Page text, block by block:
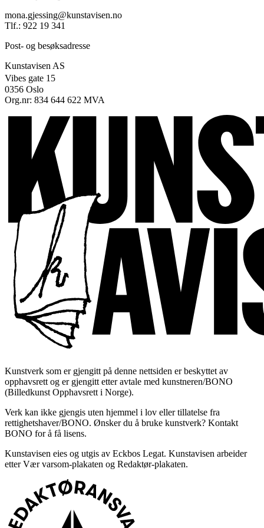
mona.gjessing@kunstavisen.no
Tlf.: 922 19 341
Post- og besøksadresse
Kunstavisen AS
Vibes gate 15
0356 Oslo
Org.nr: 834 644 622 MVA
Kunstverk som er gjengitt på denne nettsiden er beskyttet av
opphavsrett og er gjengitt etter avtale med kunstneren/BONO
(Billedkunst Opphavsrett i Norge).
Verk kan ikke gjengis uten hjemmel i lov eller tillatelse fra
rettighetshaver/BONO. Ønsker du å bruke kunstverk? Kontakt
BONO for å få lisens.
Kunstavisen eies og utgis av Eckbos Legat. Kunstavisen arbeider
etter Vær varsom-plakaten og Redaktør-plakaten.